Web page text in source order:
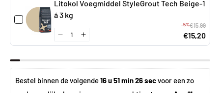
Litokol Voegmiddel StyleGrout Tech Beige-1
á 3 kg
-5%€15,99
€15,20
Bestel binnen de volgende 16 u 51 min 25 sec voor een zo